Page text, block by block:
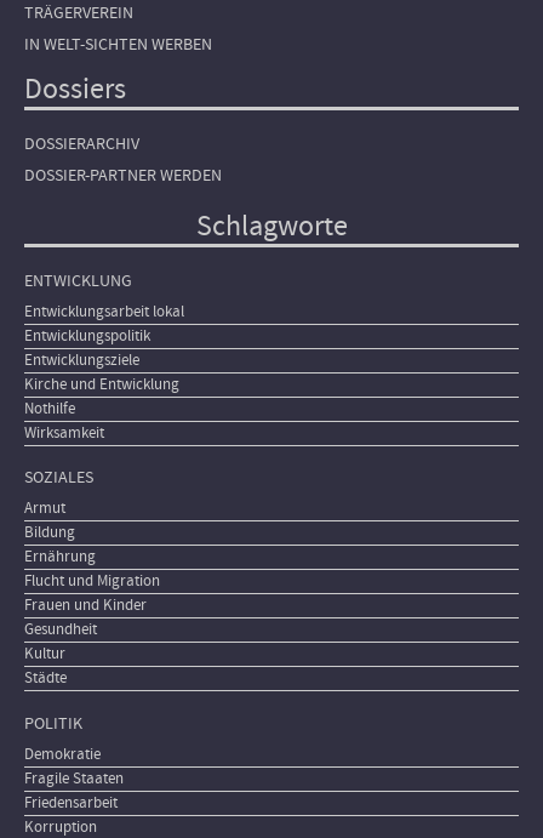
TRÄGERVEREIN
IN WELT-SICHTEN WERBEN
Dossiers
DOSSIERARCHIV
DOSSIER-PARTNER WERDEN
Schlagworte
ENTWICKLUNG
Entwicklungsarbeit lokal
Entwicklungspolitik
Entwicklungsziele
Kirche und Entwicklung
Nothilfe
Wirksamkeit
SOZIALES
Armut
Bildung
Ernährung
Flucht und Migration
Frauen und Kinder
Gesundheit
Kultur
Städte
POLITIK
Demokratie
Fragile Staaten
Friedensarbeit
Korruption